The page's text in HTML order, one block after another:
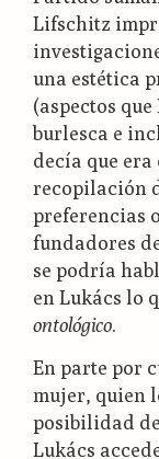
Lifschitz
una estética
(aspectos
burlesca e
decía que
recopilación
preferencias
fundadores
se podría
en Lukács lo
ontológico.
En parte por
mujer, quien
posibilidad
Lukács